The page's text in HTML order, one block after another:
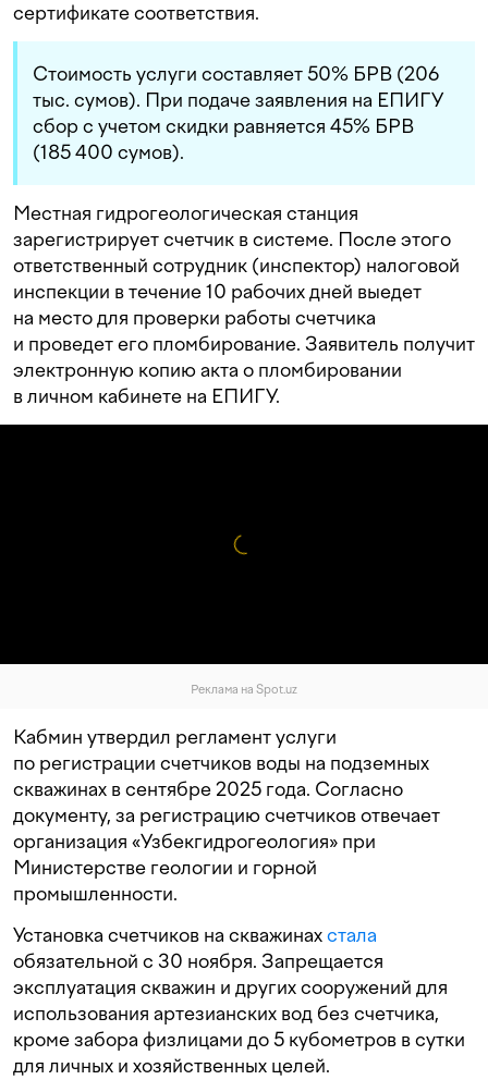
сертификате соответствия.
Стоимость услуги составляет 50% БРВ (206
тыс. сумов). При подаче заявления на ЕПИГУ
сбор с учетом скидки равняется 45% БРВ
(185 400 сумов).
Местная гидрогеологическая станция
зарегистрирует счетчик в системе. После этого
ответственный сотрудник (инспектор) налоговой
инспекции в течение 10 рабочих дней выедет
на место для проверки работы счетчика
и проведет его пломбирование. Заявитель получит
электронную копию акта о пломбировании
в личном кабинете на ЕПИГУ.
Реклама на Spot.uz
Кабмин утвердил регламент услуги
по регистрации счетчиков воды на подземных
скважинах в сентябре 2025 года. Согласно
документу, за регистрацию счетчиков отвечает
организация «Узбекгидрогеология» при
Министерстве геологии и горной
промышленности.
Установка счетчиков на скважинахстала
обязательной с 30 ноября. Запрещается
эксплуатация скважин и других сооружений для
использования артезианских вод без счетчика,
кроме забора физлицами до 5 кубометров в сутки
для личных и хозяйственных целей.